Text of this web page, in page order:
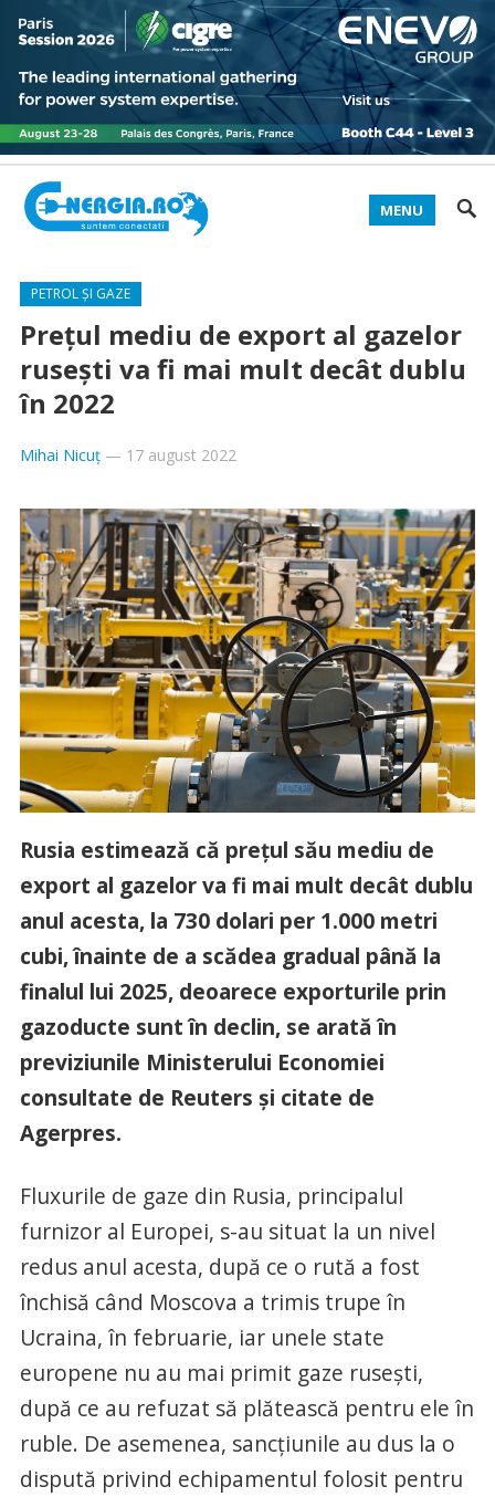
MENU
PETROL ȘI GAZE
Prețul mediu de export al gazelor
rusești va fi mai mult decât dublu
în 2022
Mihai Nicuț— 17 august 2022
Rusia estimează că preţul său mediu de
export al gazelor va fi mai mult decât dublu
anul acesta, la 730 dolari per 1.000 metri
cubi, înainte de a scădea gradual până la
finalul lui 2025, deoarece exporturile prin
gazoducte sunt în declin, se arată în
previziunile Ministerului Economiei
consultate de Reuters și citate de
Agerpres.
Fluxurile de gaze din Rusia, principalul
furnizor al Europei, s-au situat la un nivel
redus anul acesta, după ce o rută a fost
închisă când Moscova a trimis trupe în
Ucraina, în februarie, iar unele state
europene nu au mai primit gaze ruseşti,
după ce au refuzat să plătească pentru ele în
ruble. De asemenea, sancţiunile au dus la o
dispută privind echipamentul folosit pentru